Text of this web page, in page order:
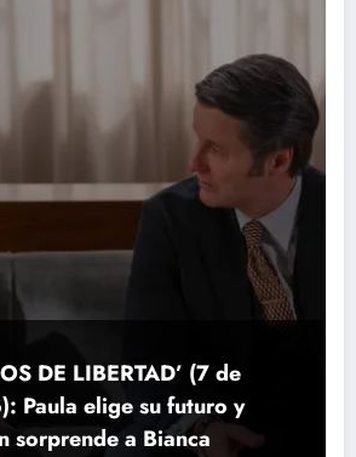
DE LIBERTAD’ (7 de
Paula elige su futuro y
sorprende a Bianca